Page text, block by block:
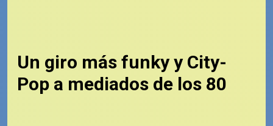
Un giro más funky y City-
Pop a mediados de los 80